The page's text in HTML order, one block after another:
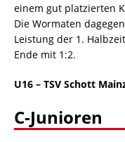
einem gut platzierten
Die Wormaten
Leistung der 1.
Ende mit 1:2.
U16 – TSV Schott
C-Junioren